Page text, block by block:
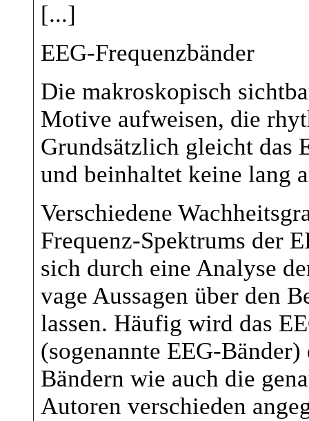
[...]
EEG-Frequenzbänder
Die makroskopisch
Motive aufweisen, die
Grundsätzlich gleicht das
und beinhaltet keine lang
Verschiedene
Frequenz-Spektrums der
sich durch eine Analyse
vage Aussagen über den
lassen. Häufig wird das
(sogenannte EEG-
Bändern wie auch die
Autoren verschieden